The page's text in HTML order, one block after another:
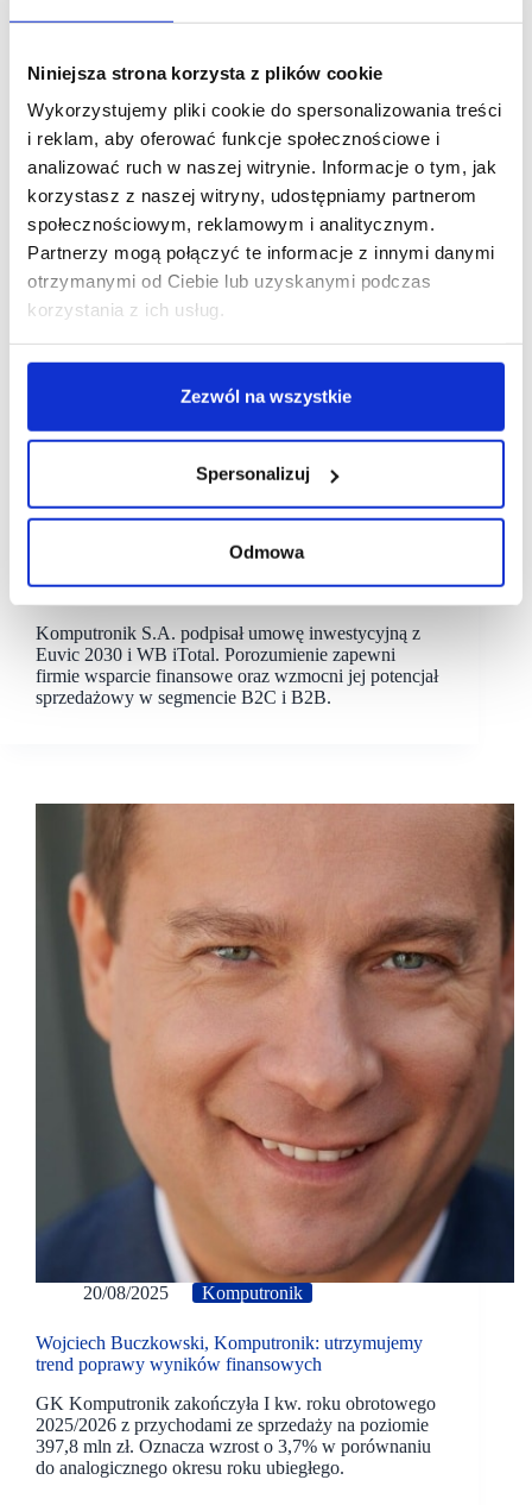
Niniejsza strona korzysta z plików cookie
Wykorzystujemy pliki cookie do spersonalizowania treści
i reklam, aby oferować funkcje społecznościowe i
analizować ruch w naszej witrynie. Informacje o tym, jak
korzystasz z naszej witryny, udostępniamy partnerom
społecznościowym, reklamowym i analitycznym.
Partnerzy mogą połączyć te informacje z innymi danymi
otrzymanymi od Ciebie lub uzyskanymi podczas
korzystania z ich usług.
Zezwól na wszystkie
Spersonalizuj
Odmowa
08/10/2025 Komputronik
na przyśpieszenie rozwoju
Komputronik S.A. podpisał umowę inwestycyjną z
Euvic 2030 i WB iTotal. Porozumienie zapewni
firmie wsparcie finansowe oraz wzmocni jej potencjał
sprzedażowy w segmencie B2C i B2B.
20/08/2025 Komputronik
Wojciech Buczkowski, Komputronik: utrzymujemy
trend poprawy wyników finansowych
GK Komputronik zakończyła I kw. roku obrotowego
2025/2026 z przychodami ze sprzedaży na poziomie
397,8 mln zł. Oznacza wzrost o 3,7% w porównaniu
do analogicznego okresu roku ubiegłego.